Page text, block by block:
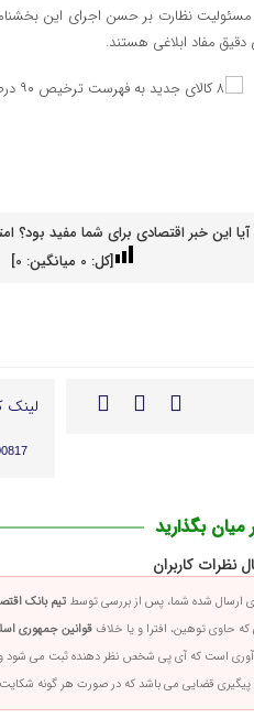
نظارت بر حسن اجرای این
مفاد ابلاغی هستند.
این خبر اقتصادی برای شما مفید بود؟
[کل: 0 میانگین: 0
]
لینک
میان بگذارید
نظرات کاربران
ارسال شده شما، پس از بررسی توسط تیم بانک
که حاوی توهین، افترا و یا خلاف قوانین جمهوری
است که آی پی شخص نظر دهنده ثبت می شود و
پیگیری قضایی می باشد که در صورت هر گونه